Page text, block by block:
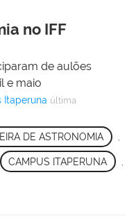
no IFF
de aulões
e maio
Itaperuna última
DE ASTRONOMIA
CAMPUS ITAPERUNA